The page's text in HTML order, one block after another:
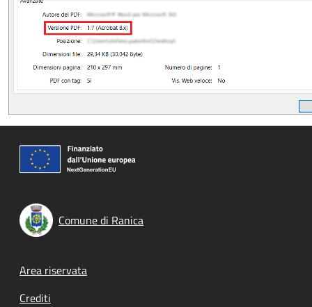
Comune di Ranica
Footer menu
Area riservata
Crediti